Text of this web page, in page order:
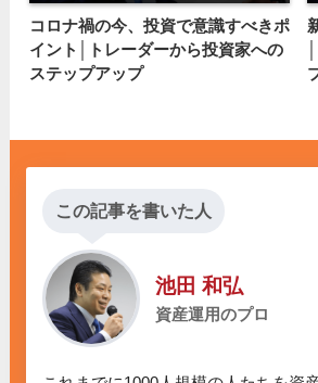
コロナ禍の今、投資で意識すべきポ
イント│トレーダーから投資家への
ステップアップ
この記事を書いた人
池田 和弘
資産運用のプロ